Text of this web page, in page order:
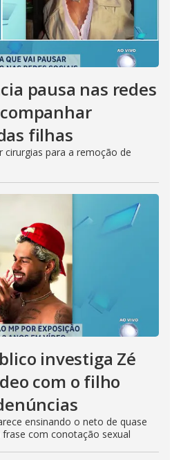
pausa nas redes
filhas
cirurgias para a remoção de
investiga Zé
com o filho
ensinando o neto de quase
com conotação sexual